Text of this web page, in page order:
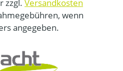
zzgl. Versandkosten
wenn
angegeben.